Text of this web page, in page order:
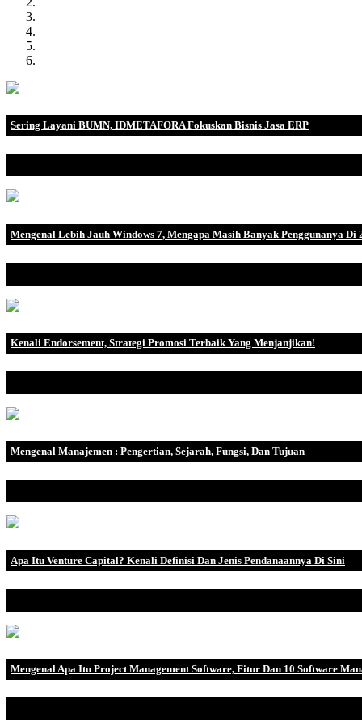
Sering Layani BUMN, IDMETAFORA Fokuskan Bisnis Jasa ERP
Mengenal Lebih Jauh Windows 7, Mengapa Masih Banyak Penggunanya Di
Kenali Endorsement, Strategi Promosi Terbaik Yang Menjanjikan!
Mengenal Manajemen : Pengertian, Sejarah, Fungsi, Dan Tujuan
Apa Itu Venture Capital? Kenali Definisi Dan Jenis Pendanaannya Di Sini
Mengenal Apa Itu Project Management Software, Fitur Dan 10 Software